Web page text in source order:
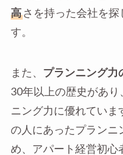
高さを持った会社を
す。
また、 プランニング力
30年以上の歴史があ
ニング力に優れていま
の人にあったプランニ
め、アパート経営初心